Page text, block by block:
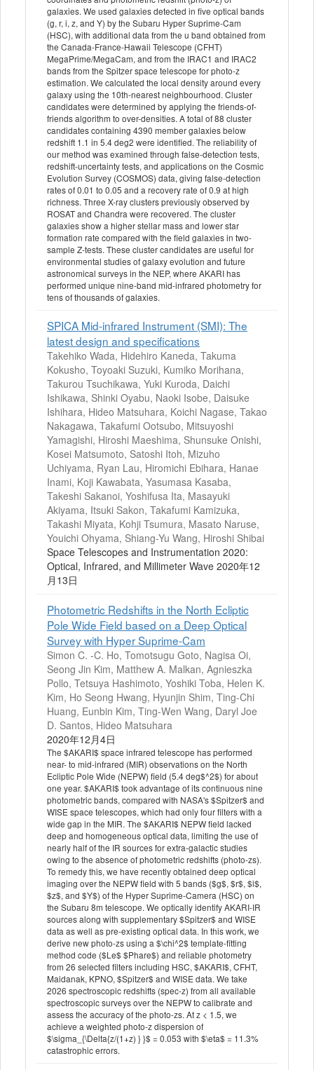
galaxies. We used galaxies detected in five optical bands
(g, r, i, z, and Y) by the Subaru Hyper Suprime-Cam
(HSC), with additional data from the u band obtained from
the Canada-France-Hawaii Telescope (CFHT)
MegaPrime/MegaCam, and from the IRAC1 and IRAC2
bands from the Spitzer space telescope for photo-z
estimation. We calculated the local density around every
galaxy using the 10th-nearest neighbourhood. Cluster
candidates were determined by applying the friends-of-
friends algorithm to over-densities. A total of 88 cluster
candidates containing 4390 member galaxies below
redshift 1.1 in 5.4 deg2 were identified. The reliability of
our method was examined through false-detection tests,
redshift-uncertainty tests, and applications on the Cosmic
Evolution Survey (COSMOS) data, giving false-detection
rates of 0.01 to 0.05 and a recovery rate of 0.9 at high
richness. Three X-ray clusters previously observed by
ROSAT and Chandra were recovered. The cluster
galaxies show a higher stellar mass and lower star
formation rate compared with the field galaxies in two-
sample Z-tests. These cluster candidates are useful for
environmental studies of galaxy evolution and future
astronomical surveys in the NEP, where AKARI has
performed unique nine-band mid-infrared photometry for
tens of thousands of galaxies.
SPICA Mid-infrared Instrument (SMI): The
latest design and specifications
Takehiko Wada, Hidehiro Kaneda, Takuma
Kokusho, Toyoaki Suzuki, Kumiko Morihana,
Takurou Tsuchikawa, Yuki Kuroda, Daichi
Ishikawa, Shinki Oyabu, Naoki Isobe, Daisuke
Ishihara, Hideo Matsuhara, Koichi Nagase, Takao
Nakagawa, Takafumi Ootsubo, Mitsuyoshi
Yamagishi, Hiroshi Maeshima, Shunsuke Onishi,
Kosei Matsumoto, Satoshi Itoh, Mizuho
Uchiyama, Ryan Lau, Hiromichi Ebihara, Hanae
Inami, Koji Kawabata, Yasumasa Kasaba,
Takeshi Sakanoi, Yoshifusa Ita, Masayuki
Akiyama, Itsuki Sakon, Takafumi Kamizuka,
Takashi Miyata, Kohji Tsumura, Masato Naruse,
Youichi Ohyama, Shiang-Yu Wang, Hiroshi Shibai
Space Telescopes and Instrumentation 2020:
Optical, Infrared, and Millimeter Wave 2020年12
月13日
Photometric Redshifts in the North Ecliptic
Pole Wide Field based on a Deep Optical
Survey with Hyper Suprime-Cam
Simon C. -C. Ho, Tomotsugu Goto, Nagisa Oi,
Seong Jin Kim, Matthew A. Malkan, Agnieszka
Pollo, Tetsuya Hashimoto, Yoshiki Toba, Helen K.
Kim, Ho Seong Hwang, Hyunjin Shim, Ting-Chi
Huang, Eunbin Kim, Ting-Wen Wang, Daryl Joe
D. Santos, Hideo Matsuhara
2020年12月4日
The $AKARI$ space infrared telescope has performed
near- to mid-infrared (MIR) observations on the North
Ecliptic Pole Wide (NEPW) field (5.4 deg$^2$) for about
one year. $AKARI$ took advantage of its continuous nine
photometric bands, compared with NASA's $Spitzer$ and
WISE space telescopes, which had only four filters with a
wide gap in the MIR. The $AKARI$ NEPW field lacked
deep and homogeneous optical data, limiting the use of
nearly half of the IR sources for extra-galactic studies
owing to the absence of photometric redshifts (photo-zs).
To remedy this, we have recently obtained deep optical
imaging over the NEPW field with 5 bands ($g$, $r$, $i$,
$z$, and $Y$) of the Hyper Suprime-Camera (HSC) on
the Subaru 8m telescope. We optically identify AKARI-IR
sources along with supplementary $Spitzer$ and WISE
data as well as pre-existing optical data. In this work, we
derive new photo-zs using a $\chi^2$ template-fitting
method code ($Le$ $Phare$) and reliable photometry
from 26 selected filters including HSC, $AKARI$, CFHT,
Maidanak, KPNO, $Spitzer$ and WISE data. We take
2026 spectroscopic redshifts (spec-z) from all available
spectroscopic surveys over the NEPW to calibrate and
assess the accuracy of the photo-zs. At z < 1.5, we
achieve a weighted photo-z dispersion of
$\sigma_{\Delta{z/(1+z) } }$ = 0.053 with $\eta$ = 11.3%
catastrophic errors.